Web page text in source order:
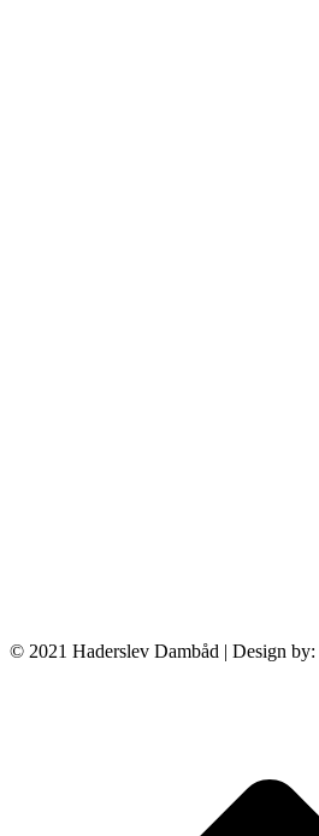
© 2021 Haderslev Dambåd | Design by: